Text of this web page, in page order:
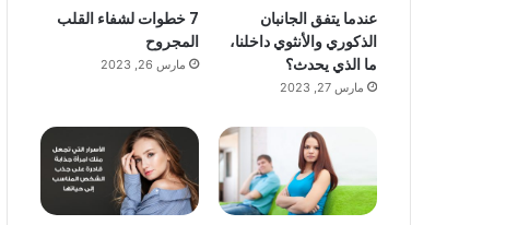
عندما يتفق الجانبان
الذكوري والأنثوي داخلنا،
ما الذي يحدث؟
مارس 27, 2023
7 خطوات لشفاء القلب
المجروح
مارس 26, 2023